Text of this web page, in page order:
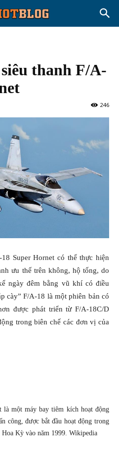
thanh F/A-
246
Super Hornet có thể thực hiện
ưu thế trên không, hộ tống, do
ngày đêm bằng vũ khí có điều
cày” F/A-18 là một phiên bản có
được phát triển từ F/A-18C/D
trong biên chế các đơn vị của
là một máy bay tiêm kích hoạt động
công, được bắt đầu hoạt động trong
Kỳ vào năm 1999. Wikipedia